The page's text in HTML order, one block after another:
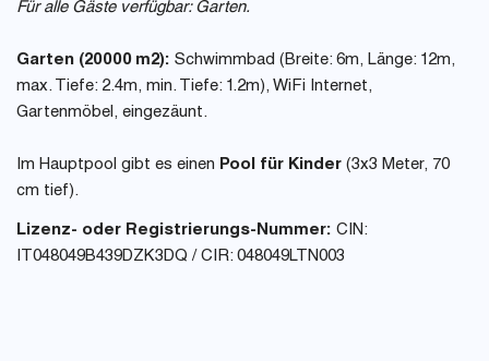
Für alle Gäste verfügbar: Garten.
Garten (20000 m2): Schwimmbad (Breite: 6m, Länge: 12m,
max. Tiefe: 2.4m, min. Tiefe: 1.2m), WiFi Internet,
Gartenmöbel, eingezäunt.
Im Hauptpool gibt es einen Pool für Kinder (3x3 Meter, 70
cm tief).
Lizenz- oder Registrierungs-Nummer: CIN:
IT048049B439DZK3DQ / CIR: 048049LTN003